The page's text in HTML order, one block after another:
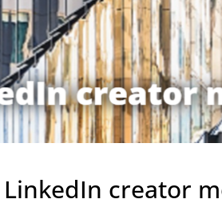
LinkedIn creator